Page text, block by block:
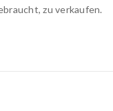
zu verkaufen.